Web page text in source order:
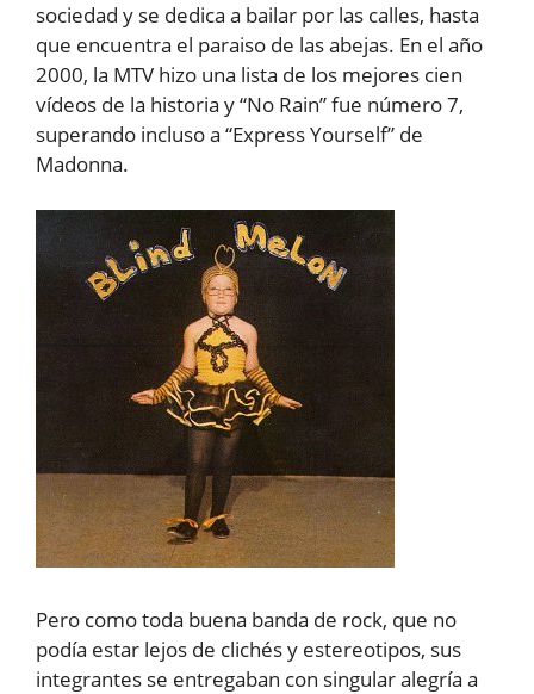
sociedad y se dedica a bailar por las calles, hasta
que encuentra el paraiso de las abejas. En el año
2000, la MTV hizo una lista de los mejores cien
vídeos de la historia y “No Rain” fue número 7,
superando incluso a “Express Yourself” de
Madonna.
Pero como toda buena banda de rock, que no
podía estar lejos de clichés y estereotipos, sus
integrantes se entregaban con singular alegría a